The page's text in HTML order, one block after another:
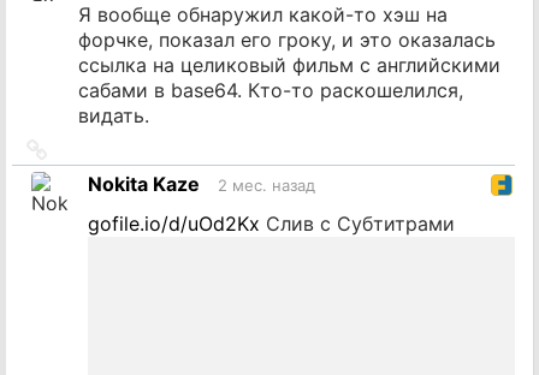
Я вообще обнаружил какой-то хэш на
форчке, показал его гроку, и это оказалась
ссылка на целиковый фильм с английскими
сабами в base64. Кто-то раскошелился,
видать.
на
источникNokita Kaze 2 мес. назад
gofile.io/d/uOd2Kx Слив с Субтитрами